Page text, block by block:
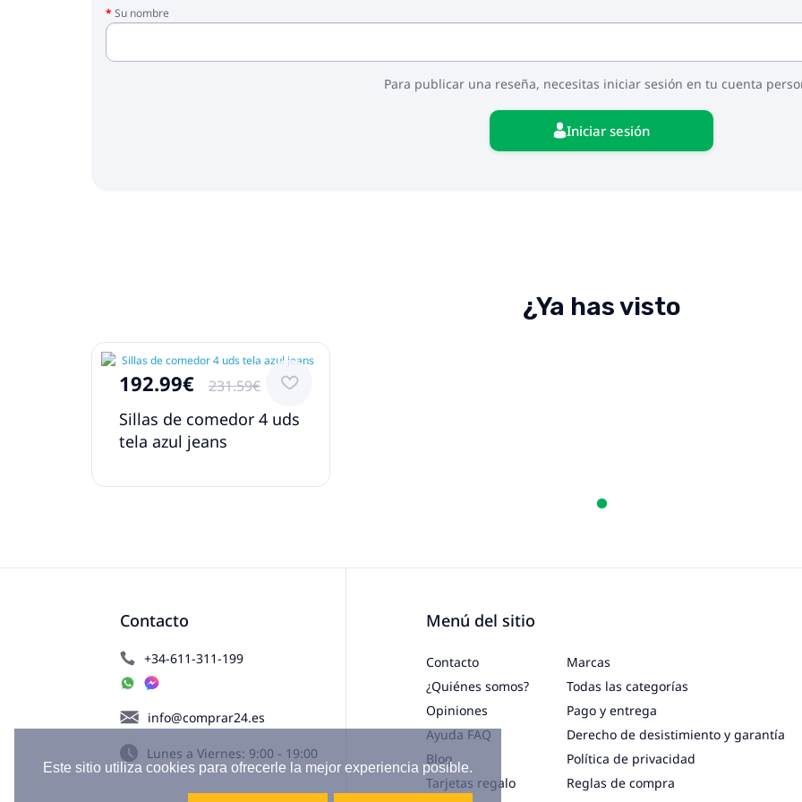
Este sitio utiliza cookies para ofrecerle la mejor experiencia posible.
Su nombre
Para publicar una reseña, necesitas iniciar sesión en tu cuenta
Iniciar sesión
¿Ya has visto
192.99€ 231.59€
Sillas de comedor 4 uds
tela azul jeans
Contacto
+34-611-311-199
info@comprar24.es
Lunes a Viernes: 9:00 - 19:00
Menú del sitio
Contacto
¿Quiénes somos?
Opiniones
Ayuda FAQ
Blog
Tarjetas regalo
Marcas
Todas las categorías
Pago y entrega
Derecho de desistimiento y garantía
Política de privacidad
Reglas de compra